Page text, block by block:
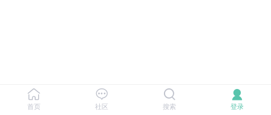
首页 社区 搜索 登录